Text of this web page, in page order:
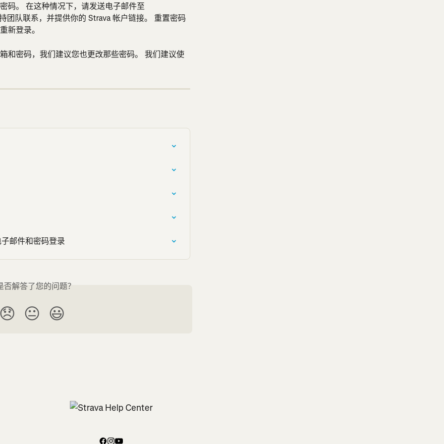
码。 在这种情况下，请发送电子邮件至
团队联系，并提供你的 Strava 帐户链接。 重置密码
新登录。
和密码，我们建议您也更改那些密码。 我们建议使
邮件和密码登录
否解答了您的问题？
😐 😃